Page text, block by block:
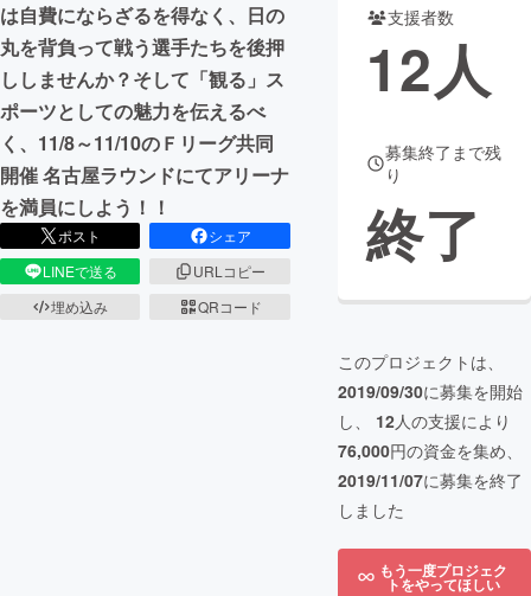
CAMPFIREふるさと納税machi-ya コミュニティ
は自費にならざるを得なく、日の
丸を背負って戦う選手たちを後押
ししませんか？そして「観る」ス
ポーツとしての魅力を伝えるべ
く、11/8～11/10のＦリーグ共同
開催 名古屋ラウンドにてアリーナ
を満員にしよう！！
ポスト
シェア
LINEで送る
URLコピー
埋め込み
QRコード
支援者数
12人
募集終了まで残
り
終了
このプロジェクトは、
2019/09/30に募集を開始
し、 12人の支援により
76,000円の資金を集め、
2019/11/07に募集を終了
しました
もう一度プロジェク
トをやってほしい